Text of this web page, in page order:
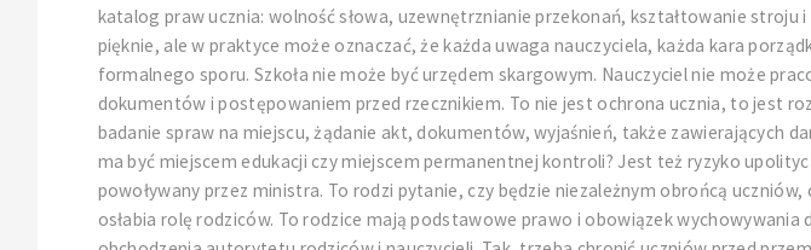
katalog praw ucznia: wolność słowa, uzewnętrznianie przekonań, kształtowanie
pięknie, ale w praktyce może oznaczać, że każda uwaga nauczyciela, każda kara
formalnego sporu. Szkoła nie może być urzędem skargowym. Nauczyciel nie może
dokumentów i postępowaniem przed rzecznikiem. To nie jest ochrona ucznia, to jest
badanie spraw na miejscu, żądanie akt, dokumentów, wyjaśnień, także zawierających
ma być miejscem edukacji czy miejscem permanentnej kontroli? Jest też ryzyko
powoływany przez ministra. To rodzi pytanie, czy będzie niezależnym obrońcą
osłabia rolę rodziców. To rodzice mają podstawowe prawo i obowiązek